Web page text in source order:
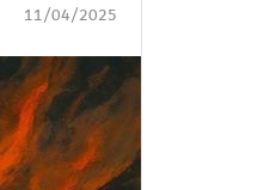
11/04/2025